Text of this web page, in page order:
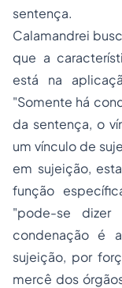
sentença.
Calamandrei
que a
está na
"Somente há
da sentença, o
um vínculo de
em sujeição,
função
"pode-se
condenação é
sujeição, por
mercê dos